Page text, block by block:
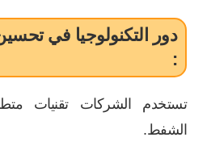
دور التكنولوجيا في
:
تستخدم الشركات تقنيات
الشفط.